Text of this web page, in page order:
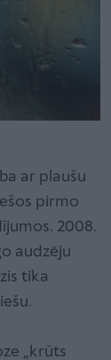
ar plaušu
pirmo
2008.
audzēju
tika
„krūts